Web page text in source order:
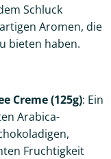
Schluck
Aromen, die
bieten haben.
Creme (125g): Ein
Arabica-
Fruchtigkeit